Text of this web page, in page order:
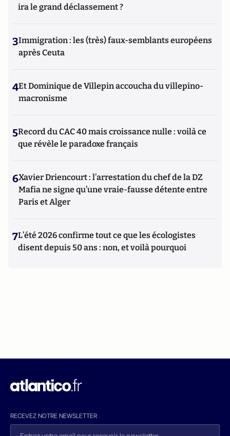
ira le grand déclassement ?
3Immigration : les (très) faux-semblants européens
après Ceuta
4Et Dominique de Villepin accoucha du villepino-
macronisme
5Record du CAC 40 mais croissance nulle : voilà ce
que révèle le paradoxe français
6Xavier Driencourt : l’arrestation du chef de la DZ
Mafia ne signe qu’une vraie-fausse détente entre
Paris et Alger
7L’été 2026 confirme tout ce que les écologistes
disent depuis 50 ans : non, et voilà pourquoi
RECEVEZ NOTRE NEWSLETTER